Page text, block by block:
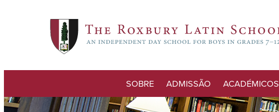
SOBRE ADMISSÃO ACADÉMICOS